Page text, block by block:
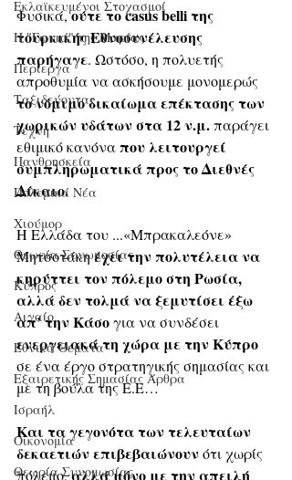
Εκλαϊκευμένοι Στοχασμοί
Η "Γωνιά" της Μαρίας
Περίεργα
Ταξιδεύοντας
Τέχνη
Πανθρησκεία
Πολεμικά Νέα
Χιούμορ
Θεωρία Συνωμοσίας
Κύπρος
Αιγαίο
Εθνικά Θέματα
Εξαιρετικής Σημασίας Άρθρα
Ισραήλ
Οικονομία
Θεωρία Συνομωσίας
Φυσικά, ούτε το casus belli της
τουρκικής Εθνοσυνέλευσης
παρήγαγε. Ωστόσο, η πολυετής
απροθυμία να ασκήσουμε μονομερώς
το νόμιμο δικαίωμα επέκτασης των
χωρικών υδάτων στα 12 ν.μ. παράγει
εθιμικό κανόνα που λειτουργεί
συμπληρωματικά προς το Διεθνές
Δίκαιο.
Η Ελλάδα του ...«Μπρακαλεόνε»
Μητσοτάκη έχει την πολυτέλεια να
κηρύττει τον πόλεμο στη Ρωσία,
αλλά δεν τολμά να ξεμυτίσει έξω
απ’ την Κάσο για να συνδέσει
ενεργειακά τη χώρα με την Κύπρο
σε ένα έργο στρατηγικής σημασίας και
με τη βούλα της Ε.Ε…
Και τα γεγονότα των τελευταίων
δεκαετιών επιβεβαιώνουν ότι χωρίς
πόλεμο, αλλά μόνο με την απειλή